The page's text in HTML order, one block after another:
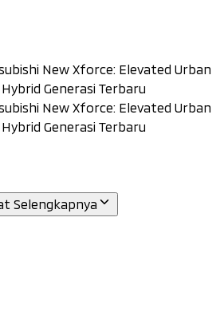
New Xforce: Elevated Urban
Generasi Terbaru
New Xforce: Elevated Urban
Generasi Terbaru
Selengkapnya